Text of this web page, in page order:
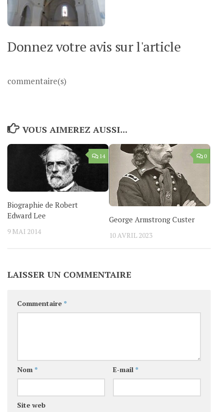
Donnez votre avis sur l'article
commentaire(s)
VOUS AIMEREZ AUSSI...
14
Biographie de Robert
Edward Lee
9 MAI 2014
0
George Armstrong Custer
10 AVRIL 2023
LAISSER UN COMMENTAIRE
Commentaire *
Nom * E-mail *
Site web